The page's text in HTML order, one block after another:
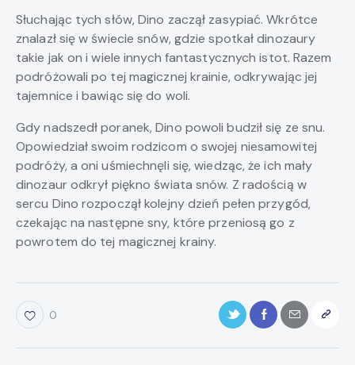
Słuchając tych słów, Dino zaczął zasypiać. Wkrótce
znalazł się w świecie snów, gdzie spotkał dinozaury
takie jak on i wiele innych fantastycznych istot. Razem
podróżowali po tej magicznej krainie, odkrywając jej
tajemnice i bawiąc się do woli.
Gdy nadszedł poranek, Dino powoli budził się ze snu.
Opowiedział swoim rodzicom o swojej niesamowitej
podróży, a oni uśmiechnęli się, wiedząc, że ich mały
dinozaur odkrył piękno świata snów. Z radością w
sercu Dino rozpoczął kolejny dzień pełen przygód,
czekając na następne sny, które przeniosą go z
powrotem do tej magicznej krainy.
0